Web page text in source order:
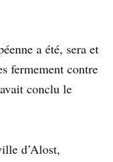
a été, sera et
fermement contre
conclu le
d’Alost,